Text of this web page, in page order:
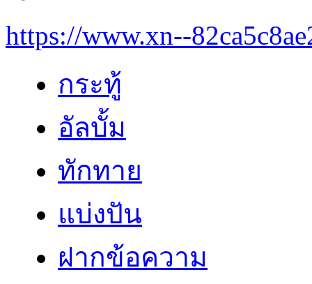
https://www.xn--
กระทู้
อัลบั้ม
ทักทาย
แบ่งปัน
ฝากข้อความ